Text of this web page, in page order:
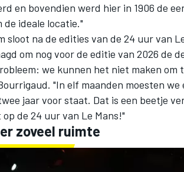
en bovendien werd hier in 1906 de
de ideale locatie."
sloot na de edities van de 24 uur van
om nog voor de editie van 2026 de
we kunnen het niet maken om
"In elf maanden moesten
jaar voor staat. Dat is een beetje
de 24 uur van Le Mans!"
zoveel ruimte